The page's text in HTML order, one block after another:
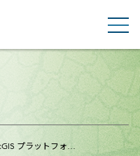
プラットフォ…